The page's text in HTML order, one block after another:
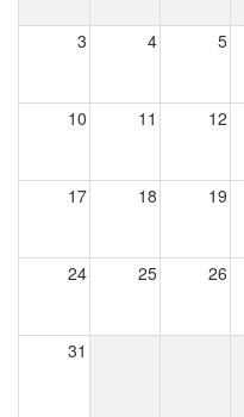
3 4 5
10 11 12
17 18 19
24 25 26
31